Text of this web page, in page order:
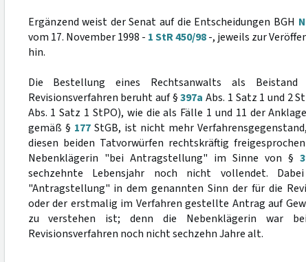
Ergänzend weist der Senat auf die Entscheidungen BGH
vom 17. November 1998 - 1 StR 450/98-, jeweils zur
hin.
Die Bestellung eines Rechtsanwalts als
Revisionsverfahren beruht auf §397a Abs. 1 Satz 1 und 2
Abs. 1 Satz 1 StPO), wie die als Fälle 1 und 11 der
gemäß § 177StGB, ist nicht mehr
diesen beiden Tatvorwürfen rechtskräftig
Nebenklägerin "bei Antragstellung" im Sinne von §
sechzehnte Lebensjahr noch nicht vollendet.
"Antragstellung" in dem genannten Sinn der für die
oder der erstmalig im Verfahren gestellte Antrag auf
zu verstehen ist; denn die Nebenklägerin war
Revisionsverfahren noch nicht sechzehn Jahre alt.